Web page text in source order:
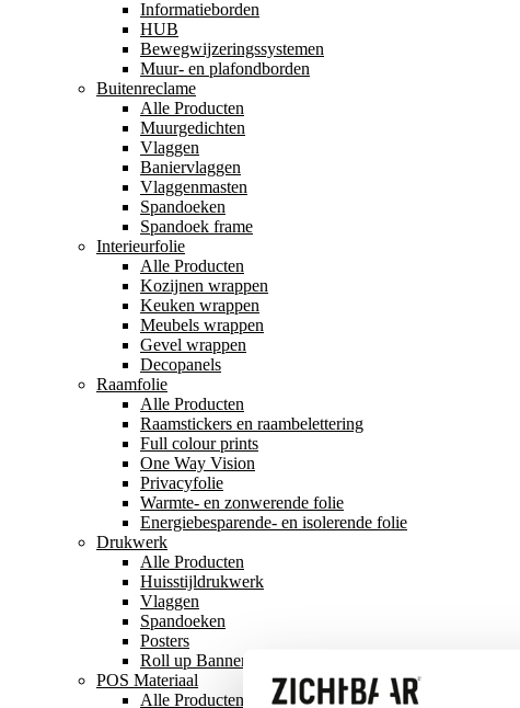
Informatieborden
HUB
Bewegwijzeringssystemen
Muur- en plafondborden
Buitenreclame
Alle Producten
Muurgedichten
Vlaggen
Baniervlaggen
Vlaggenmasten
Spandoeken
Spandoek frame
Interieurfolie
Alle Producten
Kozijnen wrappen
Keuken wrappen
Meubels wrappen
Gevel wrappen
Decopanels
Raamfolie
Alle Producten
Raamstickers en raambelettering
Full colour prints
One Way Vision
Privacyfolie
Warmte- en zonwerende folie
Energiebesparende- en isolerende folie
Drukwerk
Alle Producten
Huisstijldrukwerk
Vlaggen
Spandoeken
Posters
Roll up Banners
POS Materiaal
Alle Producten